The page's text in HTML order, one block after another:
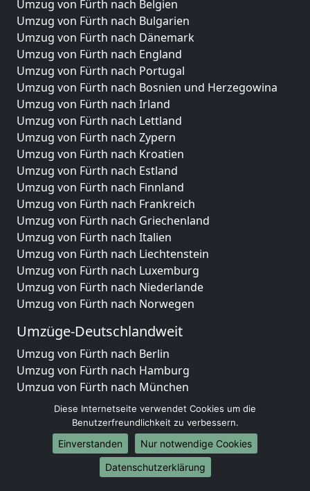
Umzug von Fürth nach Belgien
Umzug von Fürth nach Bulgarien
Umzug von Fürth nach Dänemark
Umzug von Fürth nach England
Umzug von Fürth nach Portugal
Umzug von Fürth nach Bosnien und Herzegowina
Umzug von Fürth nach Irland
Umzug von Fürth nach Lettland
Umzug von Fürth nach Zypern
Umzug von Fürth nach Kroatien
Umzug von Fürth nach Estland
Umzug von Fürth nach Finnland
Umzug von Fürth nach Frankreich
Umzug von Fürth nach Griechenland
Umzug von Fürth nach Italien
Umzug von Fürth nach Liechtenstein
Umzug von Fürth nach Luxemburg
Umzug von Fürth nach Niederlande
Umzug von Fürth nach Norwegen
Umzüge-Deutschlandweit
Umzug von Fürth nach Berlin
Umzug von Fürth nach Hamburg
Umzug von Fürth nach München
Umzug von Fürth nach Köln
Umzug von Fürth nach Frankfurt am Main
Umzug von Fürth nach Stuttgart
Umzug von Fürth nach Düsseldorf
Umzug von Fürth nach Leipzig
Diese Internetseite verwendet Cookies um die
Benutzerfreundlichkeit zu verbessern.
Einverstanden
Nur notwendige Cookies
Datenschutzerklärung